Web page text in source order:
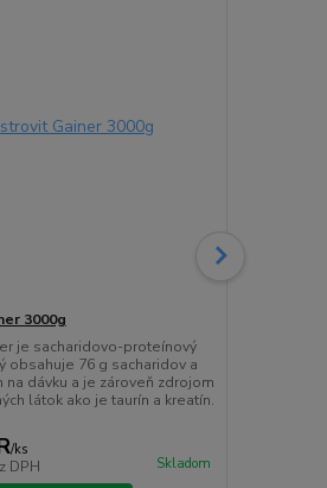
3000g
je sacharidovo-proteínový
obsahuje 76 g sacharidov a
na dávku a je zároveň zdrojom
látok ako je taurín a kreatín.
/ks
DPH Skladom